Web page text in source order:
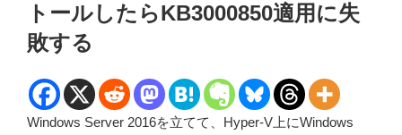
トールしたらKB3000850適用に失
敗する
Windows Server 2016を立てて、Hyper-V上にWindows